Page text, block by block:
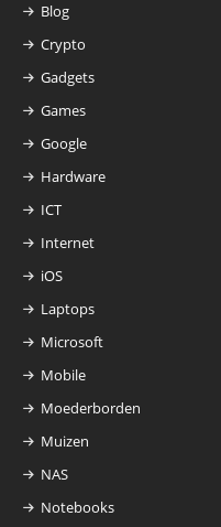
Blog
Crypto
Gadgets
Games
Google
Hardware
ICT
Internet
iOS
Laptops
Microsoft
Mobile
Moederborden
Muizen
NAS
Notebooks